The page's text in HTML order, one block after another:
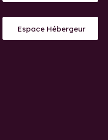
Espace Hébergeur